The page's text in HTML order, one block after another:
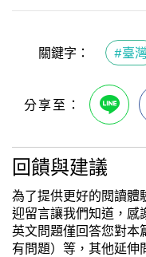
關鍵字： #臺灣
回饋與建議
為了提供更好的閱讀體
迎留言讓我們知道，感
英文問題僅回答您對本
有問題）等，其他延伸